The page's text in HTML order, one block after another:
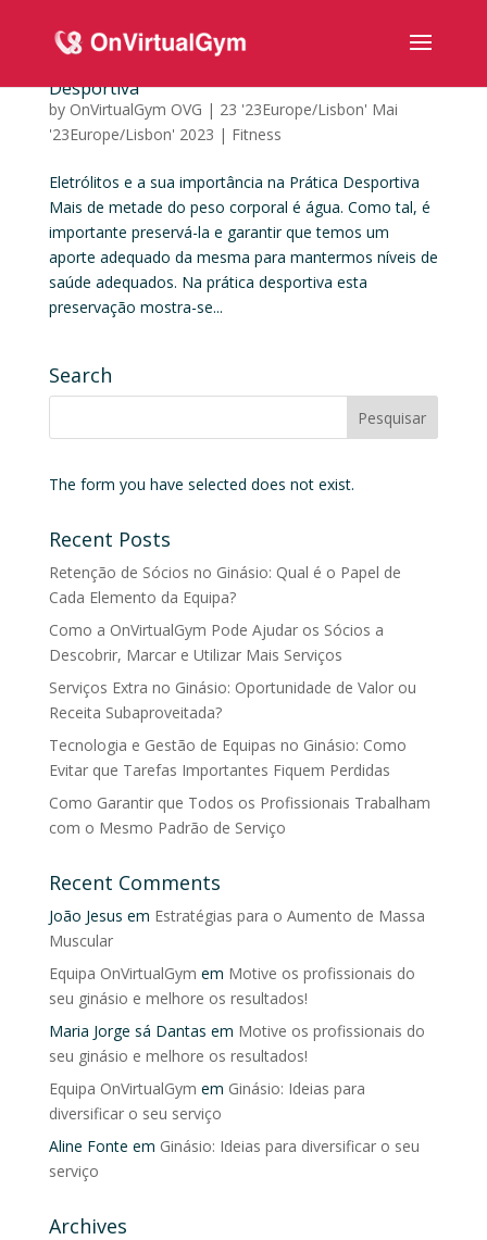
Desportiva
by OnVirtualGym OVG | 23 '23Europe/Lisbon' Mai
'23Europe/Lisbon' 2023 | Fitness
Eletrólitos e a sua importância na Prática Desportiva
Mais de metade do peso corporal é água. Como tal, é
importante preservá-la e garantir que temos um
aporte adequado da mesma para mantermos níveis de
saúde adequados. Na prática desportiva esta
preservação mostra-se...
Search
The form you have selected does not exist.
Recent Posts
Retenção de Sócios no Ginásio: Qual é o Papel de
Cada Elemento da Equipa?
Como a OnVirtualGym Pode Ajudar os Sócios a
Descobrir, Marcar e Utilizar Mais Serviços
Serviços Extra no Ginásio: Oportunidade de Valor ou
Receita Subaproveitada?
Tecnologia e Gestão de Equipas no Ginásio: Como
Evitar que Tarefas Importantes Fiquem Perdidas
Como Garantir que Todos os Profissionais Trabalham
com o Mesmo Padrão de Serviço
Recent Comments
João Jesus em Estratégias para o Aumento de Massa
Muscular
Equipa OnVirtualGym em Motive os profissionais do
seu ginásio e melhore os resultados!
Maria Jorge sá Dantas em Motive os profissionais do
seu ginásio e melhore os resultados!
Equipa OnVirtualGym em Ginásio: Ideias para
diversificar o seu serviço
Aline Fonte em Ginásio: Ideias para diversificar o seu
serviço
Archives